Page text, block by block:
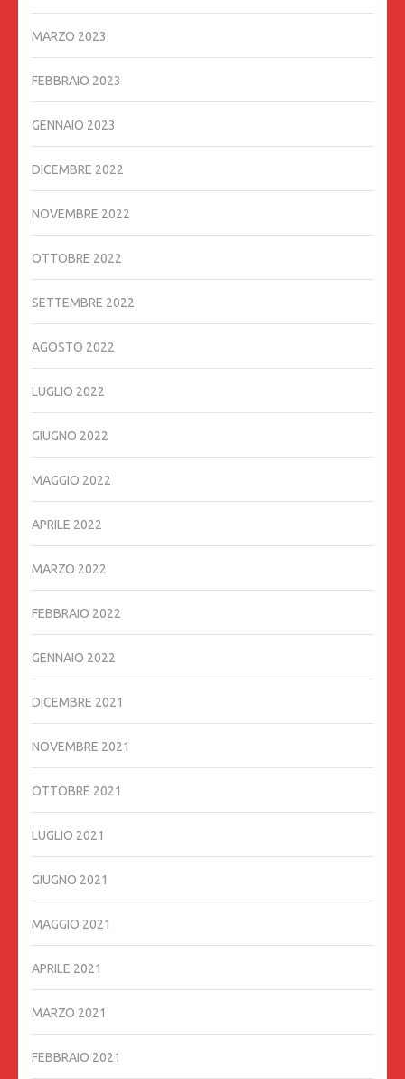
MARZO 2023
FEBBRAIO 2023
GENNAIO 2023
DICEMBRE 2022
NOVEMBRE 2022
OTTOBRE 2022
SETTEMBRE 2022
AGOSTO 2022
LUGLIO 2022
GIUGNO 2022
MAGGIO 2022
APRILE 2022
MARZO 2022
FEBBRAIO 2022
GENNAIO 2022
DICEMBRE 2021
NOVEMBRE 2021
OTTOBRE 2021
LUGLIO 2021
GIUGNO 2021
MAGGIO 2021
APRILE 2021
MARZO 2021
FEBBRAIO 2021